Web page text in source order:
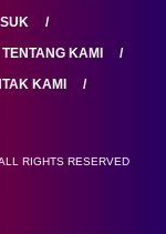
TENTANG KAMI
KAMI
RIGHTS RESERVED